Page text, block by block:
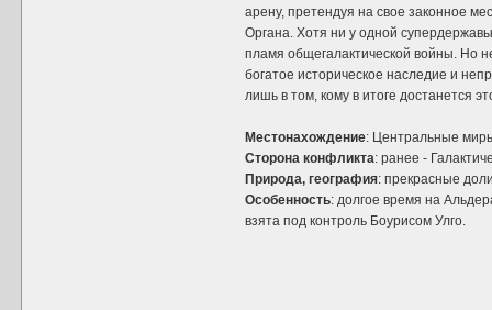
арену, претендуя на свое законное
Органа. Хотя ни у одной
пламя общегалактической войны. Но
богатое историческое наследие и
лишь в том, кому в итоге достанется
Местонахождение: Центральные
Сторона конфликта: ранее -
Природа, география: прекрасные
Особенность: долгое время на
взята под контроль Боурисом Улго.